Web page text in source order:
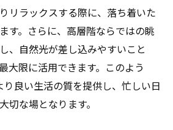
リラックスする際に、落ち着いた
す。さらに、高層階ならではの眺
、自然光が差し込みやすいこと
大限に活用できます。このよう
り良い生活の質を提供し、忙しい日
切な場となります。